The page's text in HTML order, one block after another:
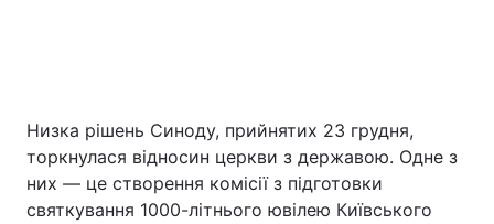
Низка рішень Синоду, прийнятих 23 грудня,
торкнулася відносин церкви з державою. Одне з
них — це створення комісії з підготовки
святкування 1000-літнього ювілею Київського